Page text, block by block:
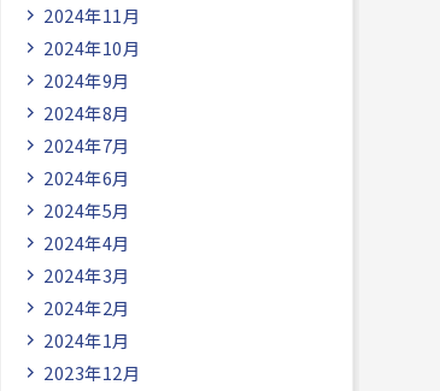
2024年11月
2024年10月
2024年9月
2024年8月
2024年7月
2024年6月
2024年5月
2024年4月
2024年3月
2024年2月
2024年1月
2023年12月